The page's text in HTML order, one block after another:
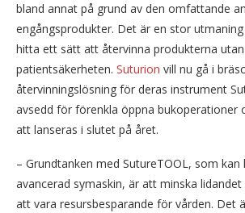
bland annat på grund av den omfattande
engångsprodukter. Det är en stor
hitta ett sätt att återvinna produkterna
patientsäkerheten. Suturion vill nu gå i
återvinningslösning för deras instrument
avsedd för förenkla öppna bukoperationer
att lanseras i slutet på året.
– Grundtanken med SutureTOOL, som kan
avancerad symaskin, är att minska
att vara resursbesparande för vården. Det